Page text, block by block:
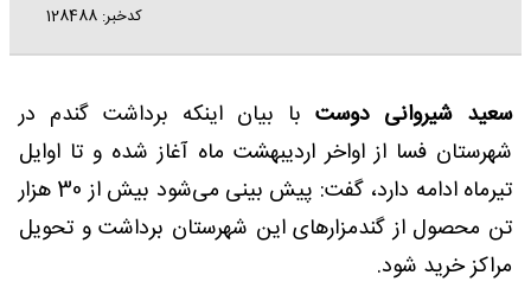
کدخبر: 128488
سعید شیروانی دوست با بیان اینکه برداشت گندم در
شهرستان فسا از اواخر اردیبهشت ماه آغاز شده و تا اوایل
تیرماه ادامه دارد، گفت: پیش بینی می‌شود بیش از 30 هزار
تن محصول از گندمزارهای این شهرستان برداشت و تحویل
مراکز خرید شود.